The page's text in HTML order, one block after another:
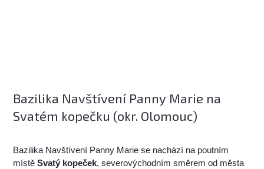
Bazilika Navštívení Panny Marie na
Svatém kopečku (okr. Olomouc)
Bazilika Navštívení Panny Marie se nachází na poutním
místěSvatý kopeček, severovýchodním směrem od města